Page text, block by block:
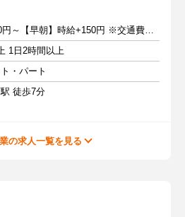
時給1100円～【早朝】時給+150円 ※交通費支給
1日2時間以上
・パート
徒歩7分
の求人一覧を見る